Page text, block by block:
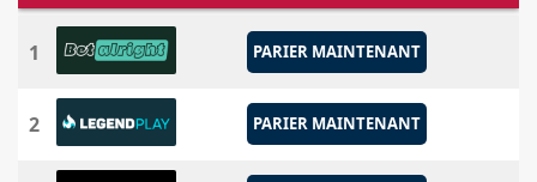
1 PARIER MAINTENANT
2 PARIER MAINTENANT